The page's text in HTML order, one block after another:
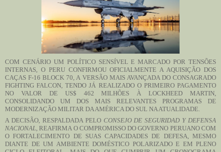
COM CENÁRIO UM POLÍTICO SENSÍVEL E MARCADO POR TENSÕES
INTERNAS, O PERU CONFIRMOU OFICIALMENTE A AQUISIÇÃO DOS
CAÇAS F-16 BLOCK 70, A VERSÃO MAIS AVANÇADA DO CONSAGRADO
FIGHTING FALCON, TENDO JÁ REALIZADO O PRIMEIRO PAGAMENTO
NO VALOR DE US$ 462 MILHÕES À LOCKHEED MARTIN,
CONSOLIDANDO UM DOS MAIS RELEVANTES PROGRAMAS DE
MODERNIZAÇÃO MILITAR DA AMÉRICA DO SUL NA ATUALIDADE.
A DECISÃO, RESPALDADA PELO CONSEJO DE SEGURIDAD Y DEFENSA
NACIONAL, REAFIRMA O COMPROMISSO DO GOVERNO PERUANO COM
O FORTALECIMENTO DE SUAS CAPACIDADES DE DEFESA, MESMO
DIANTE DE UM AMBIENTE DOMÉSTICO POLARIZADO E EM PLENO